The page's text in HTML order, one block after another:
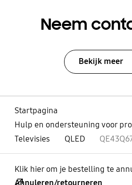
Neem
Bekijk meer
Startpagina
Hulp en ondersteuning voor
Televisies
QLED
Klik hier om je bestelling te
Annuleren/retourneren